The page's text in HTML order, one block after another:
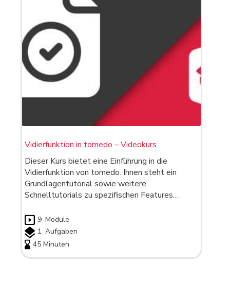
Vidierfunktion in tomedo – Videokurs
Dieser Kurs bietet eine Einführung in die
Vidierfunktion von tomedo. Ihnen steht ein
Grundlagentutorial sowie weitere
Schnelltutorials zu spezifischen Features…
9 Module
1 Aufgaben
45 Minuten